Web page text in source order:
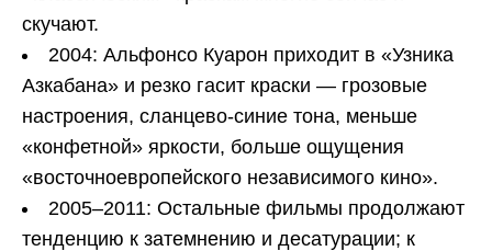
скучают.
2004: Альфонсо Куарон приходит в «Узника
Азкабана» и резко гасит краски — грозовые
настроения, сланцево-синие тона, меньше
«конфетной» яркости, больше ощущения
«восточноевропейского независимого кино».
2005–2011: Остальные фильмы продолжают
тенденцию к затемнению и десатурации; к